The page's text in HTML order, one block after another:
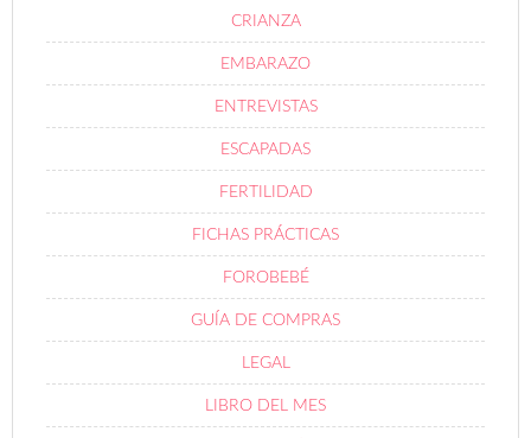
CRIANZA
EMBARAZO
ENTREVISTAS
ESCAPADAS
FERTILIDAD
FICHAS PRÁCTICAS
FOROBEBÉ
GUÍA DE COMPRAS
LEGAL
LIBRO DEL MES